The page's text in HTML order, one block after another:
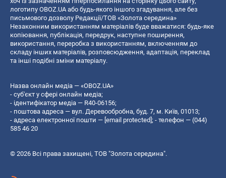
логотипу OBOZ.UA або будь-якого іншого згадування, але без
письмового дозволу Редакції/ТОВ «Золота середина»
Незаконним використанням матеріалів буде вважатися: будь-яке
копiювання, публiкацiя, передрук, наступне поширення,
використання, переробка з використанням, включенням до
складу інших матеріалів, розповсюдження, адаптація, переклад
та інші подібні зміни матеріалу.
Назва онлайн медіа — «OBOZ.UA»
- суб'єкт у сфері онлайн медіа;
- ідентифікатор медіа — R40-06156;
- поштова адреса — вул. Деревообробна, буд. 7, м. Київ, 01013;
- адреса електронної пошти — [email protected] ; - телефон — (044)
585 46 20
© 2026 Всі права захищені, ТОВ "Золота середина".